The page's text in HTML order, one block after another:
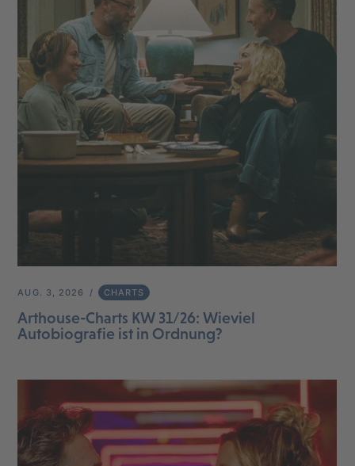
AUG. 3, 2026 CHARTS
Arthouse-Charts KW 31/26: Wieviel
Autobiografie ist in Ordnung?